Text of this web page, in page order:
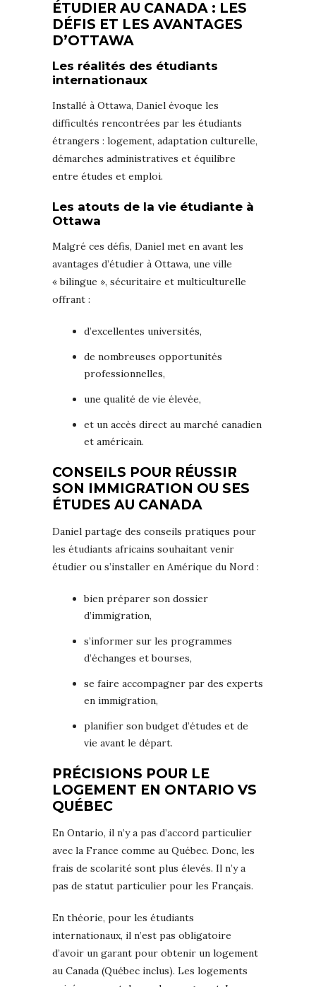
ÉTUDIER AU CANADA : LES
DÉFIS ET LES AVANTAGES
D’OTTAWA
Les réalités des étudiants
internationaux
Installé à Ottawa, Daniel évoque les
difficultés rencontrées par les étudiants
étrangers : logement, adaptation culturelle,
démarches administratives et équilibre
entre études et emploi.
Les atouts de la vie étudiante à
Ottawa
Malgré ces défis, Daniel met en avant les
avantages d’étudier à Ottawa, une ville
« bilingue », sécuritaire et multiculturelle
offrant :
d’excellentes universités,
de nombreuses opportunités
professionnelles,
une qualité de vie élevée,
et un accès direct au marché canadien
et américain.
CONSEILS POUR RÉUSSIR
SON IMMIGRATION OU SES
ÉTUDES AU CANADA
Daniel partage des conseils pratiques pour
les étudiants africains souhaitant venir
étudier ou s’installer en Amérique du Nord :
bien préparer son dossier
d’immigration,
s’informer sur les programmes
d’échanges et bourses,
se faire accompagner par des experts
en immigration,
planifier son budget d’études et de
vie avant le départ.
PRÉCISIONS POUR LE
LOGEMENT EN ONTARIO VS
QUÉBEC
En Ontario, il n’y a pas d’accord particulier
avec la France comme au Québec. Donc, les
frais de scolarité sont plus élevés. Il n’y a
pas de statut particulier pour les Français.
En théorie, pour les étudiants
internationaux, il n’est pas obligatoire
d’avoir un garant pour obtenir un logement
au Canada (Québec inclus). Les logements